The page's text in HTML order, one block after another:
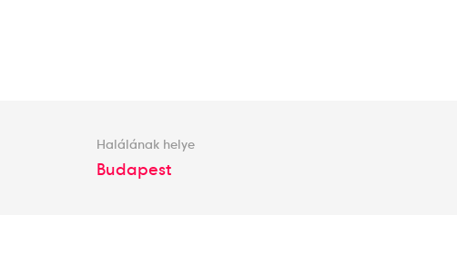
Halálának helye
Budapest